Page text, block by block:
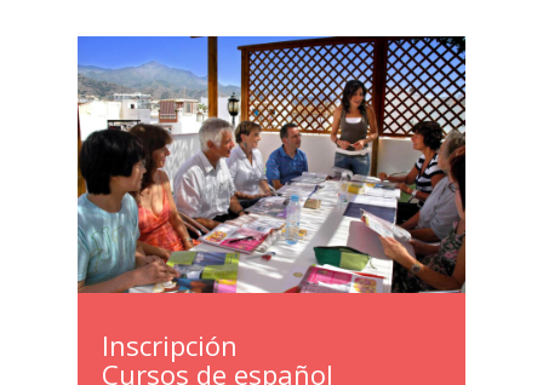
Inscripción
Cursos de español